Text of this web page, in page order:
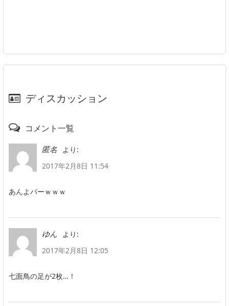
ディスカッション
コメント一覧
匿名
より:
2017年2月8日 11:54
あんよパーｗｗｗ
ゆん
より:
2017年2月8日 12:05
七面鳥の足が2枚…！